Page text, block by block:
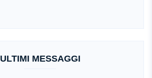
ULTIMI MESSAGGI